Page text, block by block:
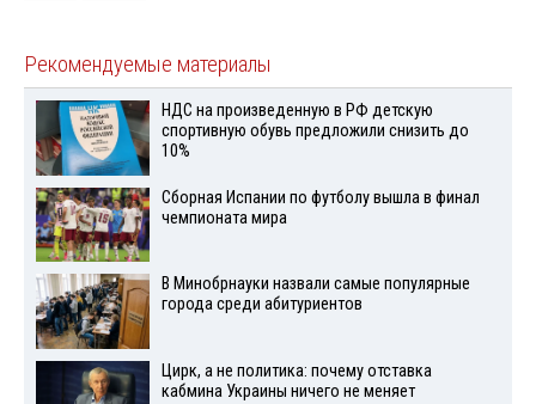
Рекомендуемые материалы
НДС на произведенную в РФ детскую
спортивную обувь предложили снизить до
10%
Сборная Испании по футболу вышла в финал
чемпионата мира
В Минобрнауки назвали самые популярные
города среди абитуриентов
Цирк, а не политика: почему отставка
кабмина Украины ничего не меняет